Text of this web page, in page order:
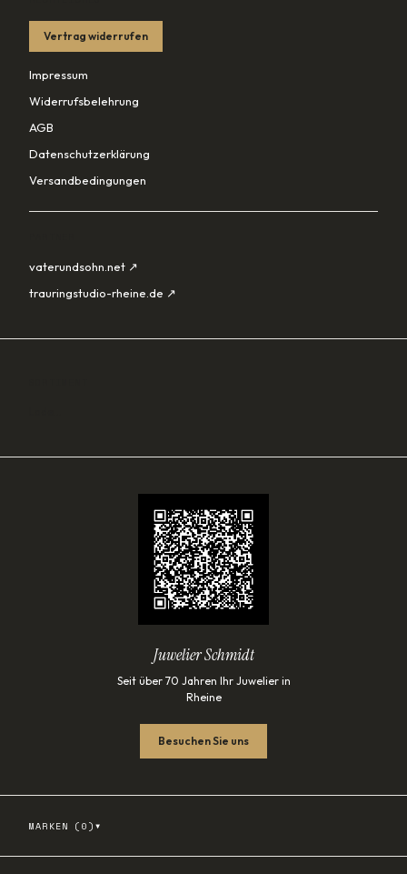
Vertrag widerrufen
Impressum
Widerrufsbelehrung
AGB
Datenschutzerklärung
Versandbedingungen
vaterundsohn.net ↗
trauringstudio-rheine.de ↗
Juwelier Schmidt
Seit über 70 Jahren Ihr Juwelier in
Rheine
Besuchen Sie uns
MARKEN ( 0 ) ▾